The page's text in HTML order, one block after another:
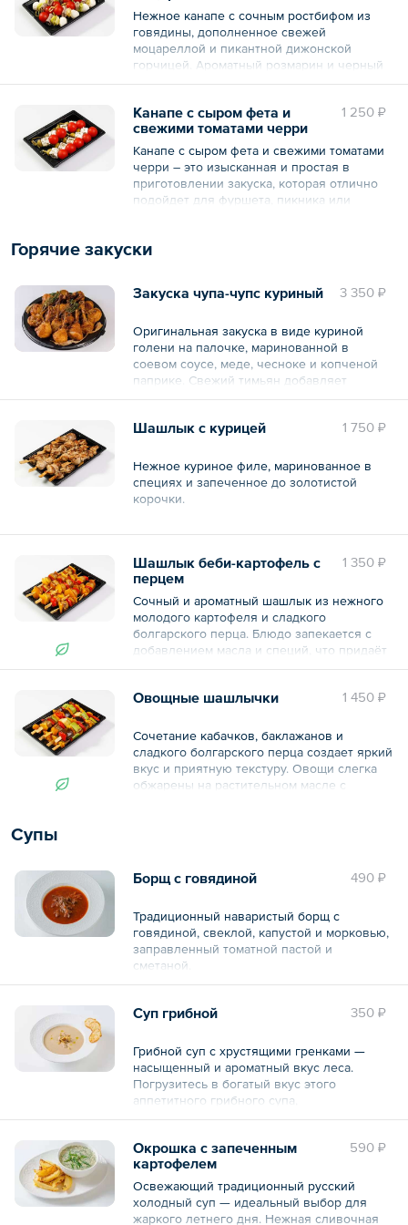
орегано, майоран, тимьян, чабер, базилик,
розмарин, мята, перец черный молотый.
— 9 шт.
Нежное канапе с сочным ростбифом из
говядины, дополненное свежей
моцареллой и пикантной дижонской
горчицей. Ароматный розмарин и черный
перец подчеркивают вкус мяса, а свежий
акценты. Хрустящий салат айсберг
завершает композицию, делая каждую
порцию идеально сбалансированной.
Состав: сыр моцарелла, говядина, горчица
дижонская, розмарин, перец черный
салат айсберг.
1 250 ₽
Канапе с сыром фета и
свежими томатами черри
Канапе с сыром фета и свежими томатами
черри – это изысканная и простая в
приготовлении закуска, которая отлично
подойдет для фуршета, пикника или
Состав: томаты черри, сыр фета, оливки
розмарин, мята.
— 9 шт.
Общий вес – 180 г
Горячие закуски
3 350 ₽
Закуска чупа-чупс куриный
Оригинальная закуска в виде куриной
голени на палочке, маринованной в
соевом соусе, меде, чесноке и копченой
паприке. Свежий тимьян добавляет
нежный аромат, а золотистая корочка
1 750 ₽
Шашлык с курицей
Нежное куриное филе, маринованное в
специях и запеченное до золотистой
корочки.
Состав: филе куриное, маринад, соль,
— 12 шт.
Общий вес – 480 г
1 350 ₽
Шашлык беби-картофель с
перцем
Сочный и ароматный шашлык из нежного
молодого картофеля и сладкого
болгарского перца. Блюдо запекается с
добавлением масла и специй, что придаёт
ему аппетитную золотистую корочку и
желтый, перец болгарский красный, масло
растительное, соль, перец черный
молотый
1 450 ₽
Овощные шашлычки
Сочетание кабачков, баклажанов и
сладкого болгарского перца создает яркий
вкус и приятную текстуру. Овощи слегка
обжарены на растительном масле с
болгарский красный, перец болгарский
— 12 шт.
Общий вес – 480 г
Супы
490 ₽
Борщ с говядиной
Традиционный наваристый борщ с
говядиной, свеклой, капустой и морковью,
заправленный томатной пастой и
сметаной.
сметана, томатная паста, соль, сахар,
растительное, уксус, соль, сахар, лимон,
перец черный молотый.
Общий вес – 390 г
350 ₽
Суп грибной
Грибной суп с хрустящими гренками —
насыщенный и ароматный вкус леса.
Погрузитесь в богатый вкус этого
аппетитного грибного супа,
приготовленного из свежих и натуральных
подойдет для уютного обеда или ужина.
Нежный, богатый ароматом грибов, он
обязательно порадует любителей
натуральных и вкусных блюд.
590 ₽
Окрошка с запеченным
картофелем
Освежающий традиционный русский
холодный суп — идеальный выбор для
жаркого летнего дня. Нежная сливочная